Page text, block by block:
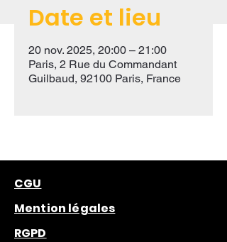
Date et lieu
20 nov. 2025, 20:00 – 21:00
Paris, 2 Rue du Commandant
Guilbaud, 92100 Paris, France
CGU
Mention légales
RGPD